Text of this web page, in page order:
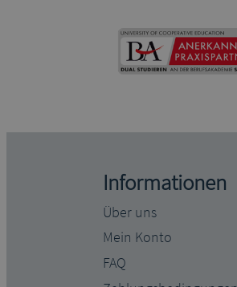
Informationen
Über uns
Mein Konto
FAQ